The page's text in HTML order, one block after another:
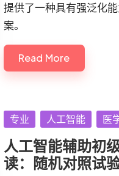
提供了一种具有强泛化
案。
Read More
Posted
专业 人工智能 医
人工智能辅助初
读：随机对照试